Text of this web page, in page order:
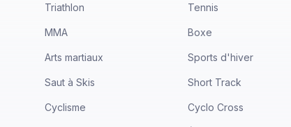
Triathlon Tennis
MMA Boxe
Arts martiaux Sports d'hiver
Saut à Skis Short Track
Cyclisme Cyclo Cross